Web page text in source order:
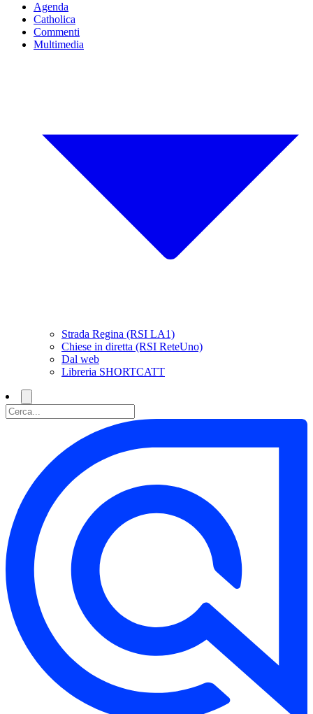
Agenda
Catholica
Commenti
Multimedia
Strada Regina (RSI LA1)
Chiese in diretta (RSI ReteUno)
Dal web
Libreria SHORTCATT